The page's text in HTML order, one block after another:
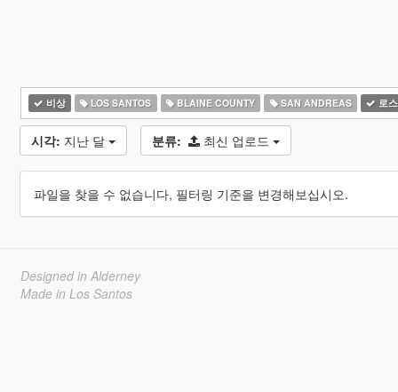
비상 LOS SANTOS BLAINE COUNTY SAN ANDREAS 로
시각: 지난 달 분류: 최신 업로드
파일을 찾을 수 없습니다, 필터링 기준을 변경해보십시오.
Designed in Alderney
Made in Los Santos